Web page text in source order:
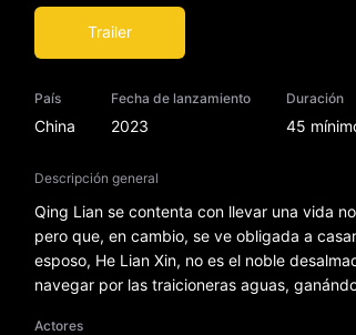
Trailer
País
China
Fecha de lanzamiento
2023
Duración
45
Descripción general
Qing Lian se contenta con llevar una vida
pero que, en cambio, se ve obligada a
esposo, He Lian Xin, no es el noble
navegar por las traicioneras aguas,
Actores